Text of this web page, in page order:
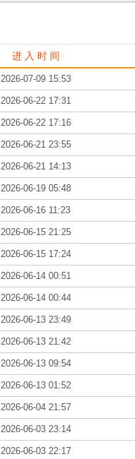
进 入 时 间
2026-07-09 15:53
2026-06-22 17:31
2026-06-22 17:16
2026-06-21 23:55
2026-06-21 14:13
2026-06-19 05:48
2026-06-16 11:23
2026-06-15 21:25
2026-06-15 17:24
2026-06-14 00:51
2026-06-14 00:44
2026-06-13 23:49
2026-06-13 21:42
2026-06-13 09:54
2026-06-13 01:52
2026-06-04 21:57
2026-06-03 23:14
2026-06-03 22:17